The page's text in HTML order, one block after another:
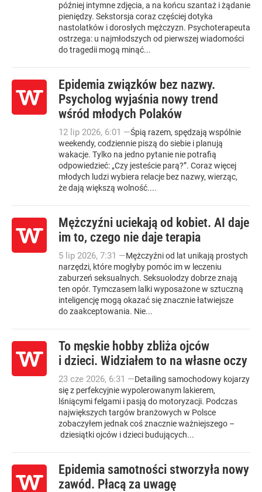
później intymne zdjęcia, a na końcu szantaż i żądanie
pieniędzy. Sekstorsja coraz częściej dotyka
nastolatków i dorosłych mężczyzn. Psychoterapeuta
ostrzega: u najmłodszych od pierwszej wiadomości
do tragedii mogą minąć...
Epidemia związków bez nazwy.
Psycholog wyjaśnia nowy trend
wśród młodych Polaków
12 lip 2026, 6:01 —Śpią razem, spędzają wspólnie
weekendy, codziennie piszą do siebie i planują
wakacje. Tylko na jedno pytanie nie potrafią
odpowiedzieć: „Czy jesteście parą?”. Coraz więcej
młodych ludzi wybiera relacje bez nazwy, wierząc,
że dają większą wolność....
Mężczyźni uciekają od kobiet. AI daje
im to, czego nie daje terapia
5 lip 2026, 7:31 —Mężczyźni od lat unikają prostych
narzędzi, które mogłyby pomóc im w leczeniu
zaburzeń seksualnych. Seksuolodzy dobrze znają
ten opór. Tymczasem lalki wyposażone w sztuczną
inteligencję mogą okazać się znacznie łatwiejsze
do zaakceptowania. Nie...
To męskie hobby zbliża ojców
i dzieci. Widziałem to na własne oczy
23 cze 2026, 6:31 —Detailing samochodowy kojarzy
się z perfekcyjnie wypolerowanym lakierem,
lśniącymi felgami i pasją do motoryzacji. Podczas
największych targów branżowych w Polsce
zobaczyłem jednak coś znacznie ważniejszego –
dziesiątki ojców i dzieci budujących...
Epidemia samotności stworzyła nowy
zawód. Płacą za uwagę